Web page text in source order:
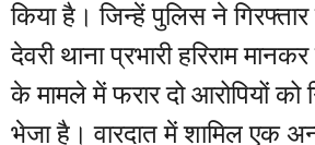
किया है। जिन्हें पुलिस ने
देवरी थाना प्रभारी हरिराम
के मामले में फरार दो आरोपियों
भेजा है। वारदात में शामिल एक